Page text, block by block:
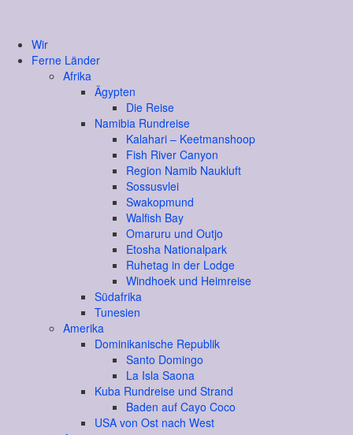
Wir
Ferne Länder
Afrika
Ägypten
Die Reise
Namibia Rundreise
Kalahari – Keetmanshoop
Fish River Canyon
Region Namib Naukluft
Sossusvlei
Swakopmund
Walfish Bay
Omaruru und Outjo
Etosha Nationalpark
Ruhetag in der Lodge
Windhoek und Heimreise
Südafrika
Tunesien
Amerika
Dominikanische Republik
Santo Domingo
La Isla Saona
Kuba Rundreise und Strand
Baden auf Cayo Coco
USA von Ost nach West